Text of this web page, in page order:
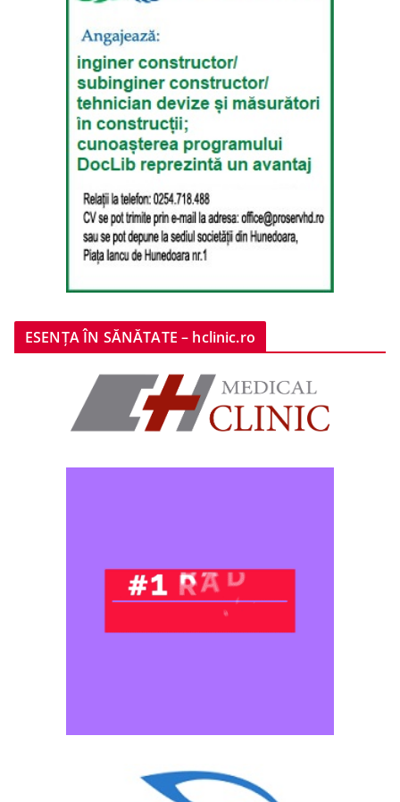
ESENȚA ÎN SĂNĂTATE – hclinic.ro